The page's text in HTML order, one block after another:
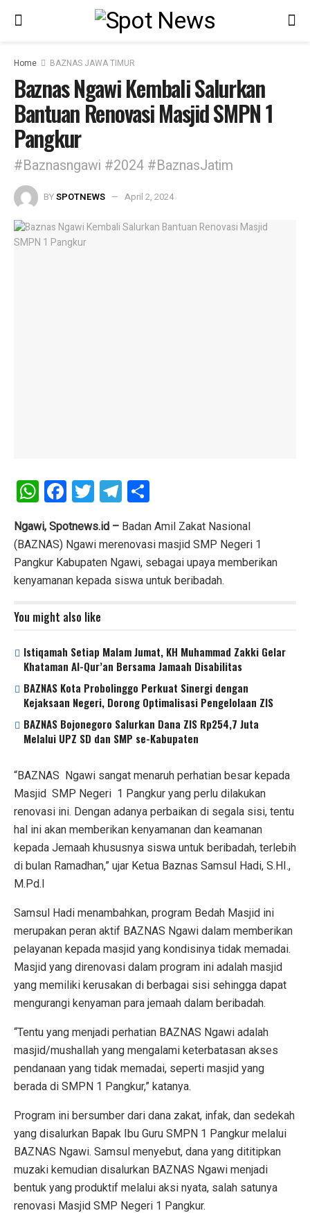
Home BAZNAS JAWA TIMUR
Baznas Ngawi Kembali Salurkan
Bantuan Renovasi Masjid SMPN 1
Pangkur
#Baznasngawi #2024 #BaznasJatim
BYSPOTNEWS April 2, 2024
W
h
at
s
A
p
F
a
ce
b
o
k
T
wi
tt
er
T
el
e
gr
a
h
ar
e
Ngawi, Spotnews.id – Badan Amil Zakat Nasional
(BAZNAS) Ngawi merenovasi masjid SMP Negeri 1
Pangkur Kabupaten Ngawi, sebagai upaya memberikan
kenyamanan kepada siswa untuk beribadah.
You might also like
Istiqamah Setiap Malam Jumat, KH Muhammad Zakki Gelar
Khataman Al-Qur’an Bersama Jamaah Disabilitas
BAZNAS Kota Probolinggo Perkuat Sinergi dengan
Kejaksaan Negeri, Dorong Optimalisasi Pengelolaan ZIS
BAZNAS Bojonegoro Salurkan Dana ZIS Rp254,7 Juta
Melalui UPZ SD dan SMP se-Kabupaten
“BAZNAS Ngawi sangat menaruh perhatian besar kepada
Masjid SMP Negeri 1 Pangkur yang perlu dilakukan
renovasi ini. Dengan adanya perbaikan di segala sisi, tentu
hal ini akan memberikan kenyamanan dan keamanan
kepada Jemaah khususnya siswa untuk beribadah, terlebih
di bulan Ramadhan,” ujar Ketua Baznas Samsul Hadi, S.HI.,
M.Pd.I
Samsul Hadi menambahkan, program Bedah Masjid ini
merupakan peran aktif BAZNAS Ngawi dalam memberikan
pelayanan kepada masjid yang kondisinya tidak memadai.
Masjid yang direnovasi dalam program ini adalah masjid
yang memiliki kerusakan di berbagai sisi sehingga dapat
mengurangi kenyaman para jemaah dalam beribadah.
“Tentu yang menjadi perhatian BAZNAS Ngawi adalah
masjid/mushallah yang mengalami keterbatasan akses
pendanaan yang tidak memadai, seperti masjid yang
berada di SMPN 1 Pangkur,” katanya.
Program ini bersumber dari dana zakat, infak, dan sedekah
yang disalurkan Bapak Ibu Guru SMPN 1 Pangkur melalui
BAZNAS Ngawi. Samsul menyebut, dana yang dititipkan
muzaki kemudian disalurkan BAZNAS Ngawi menjadi
bentuk yang produktif melalui aksi nyata, salah satunya
renovasi Masjid SMP Negeri 1 Pangkur.